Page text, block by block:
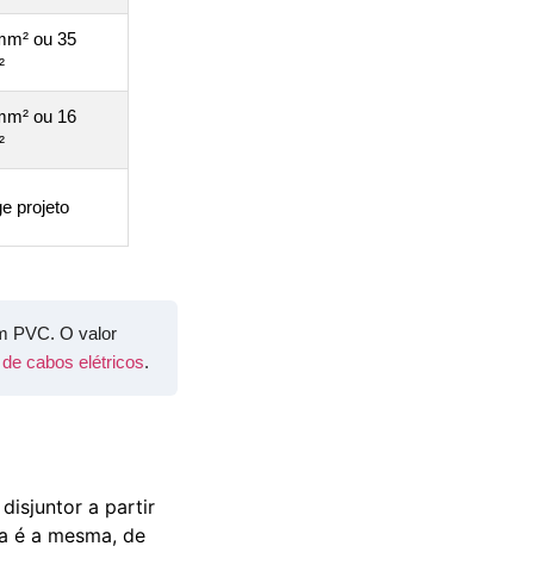
ou 35
ou 16
projeto
PVC. O valor
cabos elétricos.
disjuntor a partir
é a mesma, de